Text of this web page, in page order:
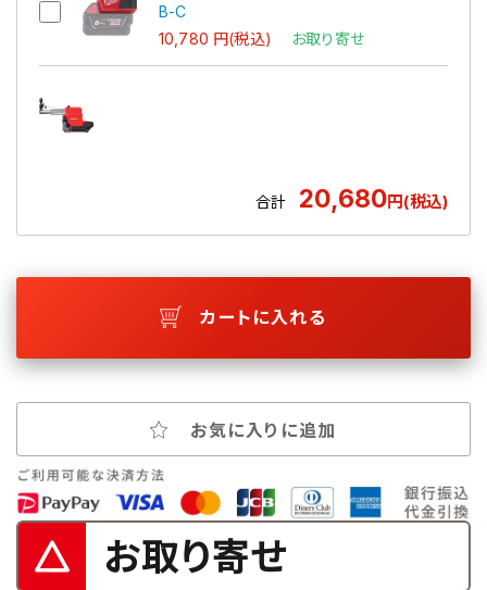
B-C
10,780 円(税込)
お取り寄せ
合計 20,680円(税込)
カートに入れる
お気に入りに追加
お取り寄せ